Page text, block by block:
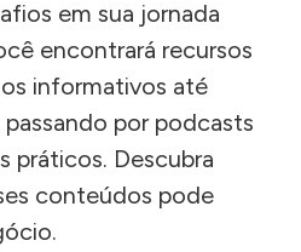
em sua jornada
encontrará recursos
informativos até
por podcasts
práticos. Descubra
conteúdos pode